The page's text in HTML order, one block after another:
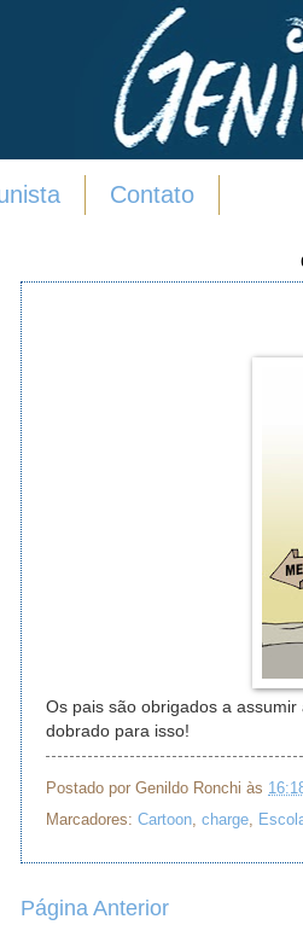
Contato
Os pais são obrigados a
dobrado para isso!
Postado por Genildo Ronchi às
Marcadores: Cartoon, charge,
Página Anterior